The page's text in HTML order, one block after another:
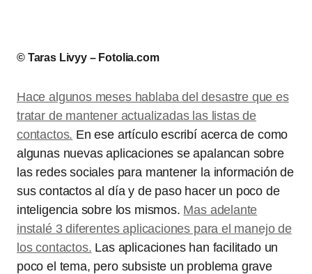
© Taras Livyy – Fotolia.com
Hace algunos meses hablaba del desastre que es
tratar de mantener actualizadas las listas de
contactos. En ese artículo escribí acerca de como
algunas nuevas aplicaciones se apalancan sobre
las redes sociales para mantener la información de
sus contactos al día y de paso hacer un poco de
inteligencia sobre los mismos. Mas adelante
instalé 3 diferentes aplicaciones para el manejo de
los contactos. Las aplicaciones han facilitado un
poco el tema, pero subsiste un problema grave